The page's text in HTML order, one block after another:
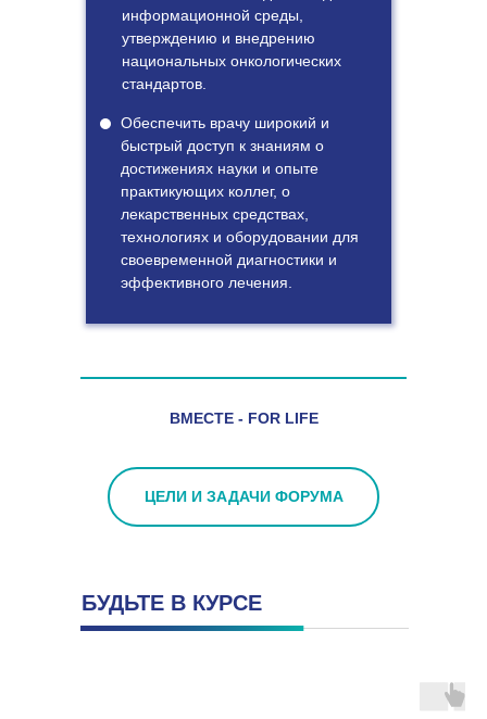
ВМЕСТЕ -FOR LIFE
ЦЕЛИ И ЗАДАЧИ ФОРУМА
информационной среды,
утверждению и внедрению
национальных онкологических
стандартов.
Обеспечить врачу широкий и
быстрый доступ к знаниям о
достижениях науки и опыте
практикующих коллег, о
лекарственных средствах,
технологиях и оборудовании для
своевременной диагностики и
эффективного лечения.
БУДЬТЕ В КУРСЕ